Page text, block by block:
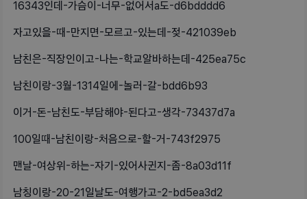
16343인데-가슴이-너무-없어서a도-d6bdddd6
자고있을-때-만지면-모르고-있는데-젖-421039eb
남친은-직장인이고-나는-학교알바하는데-425ea75c
남친이랑-3월-1314일에-놀러-갈-bdd6b93
이거-돈-남친도-부담해야-된다고-생각-73437d7a
100일때-남친이랑-처음으로-할-거-743f2975
맨날-여상위-하는-자기-있어사귄지-좀-8a03d11f
남칭이랑-20-21일날도-여행가고-2-bd5ea3d2